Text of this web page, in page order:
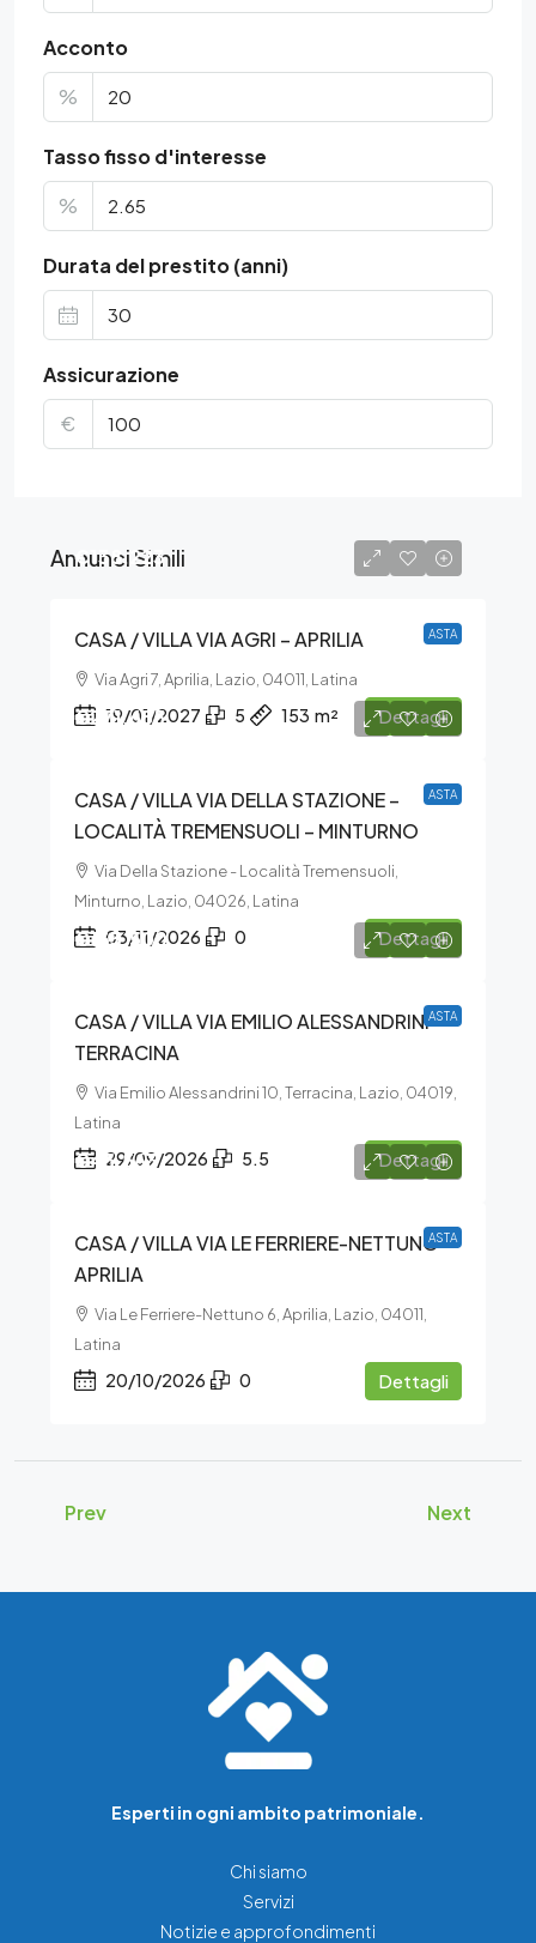
Acconto
%
Tasso fisso d'interesse
%
Durata del prestito (anni)
Assicurazione
€
Annunci Simili
ASTA
€138.223
CASA / VILLA VIA AGRI – APRILIA
Via Agri 7, Aprilia, Lazio, 04011, Latina
19/01/2027 5 153 m² Dettagli
ASTA
€271.655
CASA / VILLA VIA DELLA STAZIONE –
LOCALITÀ TREMENSUOLI – MINTURNO
Via Della Stazione - Località Tremensuoli,
Minturno, Lazio, 04026, Latina
03/11/2026 0 Dettagli
ASTA
€133.500
CASA / VILLA VIA EMILIO ALESSANDRINI –
TERRACINA
Via Emilio Alessandrini 10, Terracina, Lazio, 04019,
Latina
29/09/2026 5.5 Dettagli
ASTA
€45.563
CASA / VILLA VIA LE FERRIERE-NETTUNO –
APRILIA
Via Le Ferriere-Nettuno 6, Aprilia, Lazio, 04011,
Latina
20/10/2026 0 Dettagli
Prev Next
Esperti in ogni ambito patrimoniale.
Chi siamo
Servizi
Notizie e approfondimenti